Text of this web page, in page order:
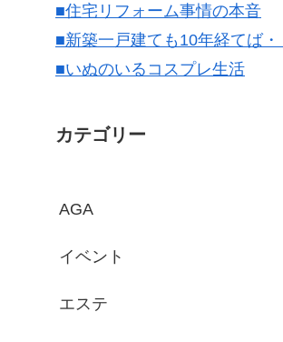
■住宅リフォーム事情の本音
■新築一戸建ても10年経てば・
■いぬのいるコスプレ生活
カテゴリー
AGA
イベント
エステ